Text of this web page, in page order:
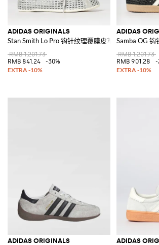
ADIDAS ORIGINALS
Stan Smith Lo Pro 钩针纹理覆膜皮革运动鞋
RMB 1,201.73
RMB 841.24
-30%
ADIDAS
Samba OG 钩
RMB 1,201.73
RMB 901.28
-
ADIDAS ORIGINALS ADIDAS